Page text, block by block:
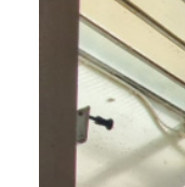
CABINET
NOUS